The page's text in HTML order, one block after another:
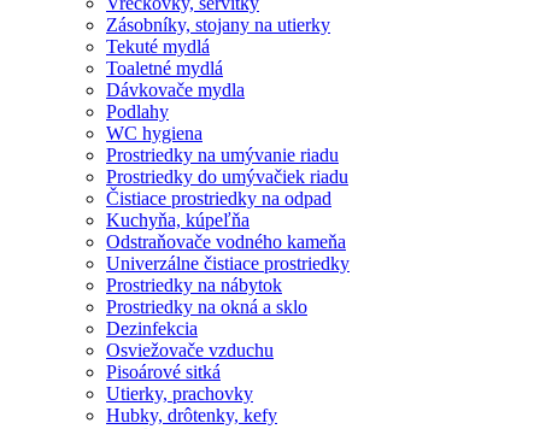
Zásobníky, stojany na utierky
Tekuté mydlá
Toaletné mydlá
Dávkovače mydla
Podlahy
WC hygiena
Prostriedky na umývanie riadu
Prostriedky do umývačiek riadu
Čistiace prostriedky na odpad
Kuchyňa, kúpeľňa
Odstraňovače vodného kameňa
Univerzálne čistiace prostriedky
Prostriedky na nábytok
Prostriedky na okná a sklo
Dezinfekcia
Osviežovače vzduchu
Pisoárové sitká
Utierky, prachovky
Hubky, drôtenky, kefy